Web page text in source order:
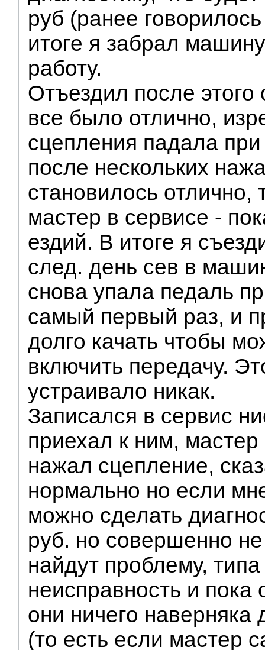
руб (ранее
итоге я забрал
работу.
Отъездил после этого
все было отлично,
сцепления падала
после нескольких
становилось отлично,
мастер в сервисе -
ездий. В итоге я
след. день сев в
снова упала педаль
самый первый раз, и
долго качать чтобы
включить передачу.
устраивало никак.
Записался в сервис
приехал к ним,
нажал сцепление,
нормально но если
можно сделать
руб. но совершенно
найдут проблему,
неисправность и пока
они ничего наверняка
(то есть если мастер